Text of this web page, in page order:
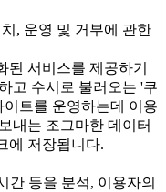
, 운영 및 거부에 관한
서비스를 제공하기
고 수시로 불러오는 '쿠
이트를 운영하는데 이용
내는 조그마한 데이터
에 저장됩니다.
간 등을 분석, 이용자의